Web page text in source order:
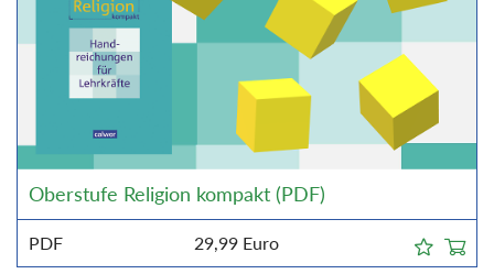
Oberstufe Religion kompakt (PDF)
PDF 29,99 Euro